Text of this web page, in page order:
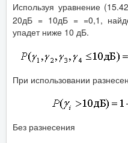
Используя уравнение
20дБ = 10дБ = =0,1,
упадет ниже 10 дБ.
При использовании
Без разнесения